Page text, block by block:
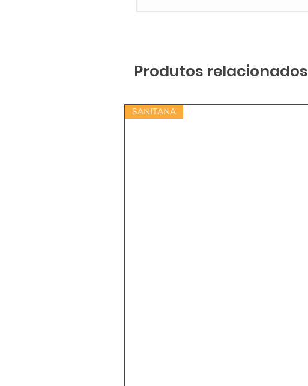
Produtos relacionados
SANITANA